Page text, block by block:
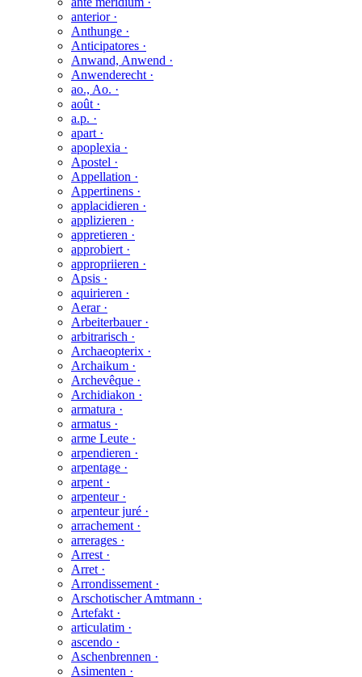
anterior ·
Anthunge ·
Anticipatores ·
Anwand, Anwend ·
Anwenderecht ·
ao., Ao. ·
août ·
a.p. ·
apart ·
apoplexia ·
Apostel ·
Appellation ·
Appertinens ·
applacidieren ·
applizieren ·
appretieren ·
approbiert ·
appropriieren ·
Apsis ·
aquirieren ·
Aerar ·
Arbeiterbauer ·
arbitrarisch ·
Archaeopterix ·
Archaikum ·
Archevêque ·
Archidiakon ·
armatura ·
armatus ·
arme Leute ·
arpendieren ·
arpentage ·
arpent ·
arpenteur ·
arpenteur juré ·
arrachement ·
arrerages ·
Arrest ·
Arret ·
Arrondissement ·
Arschotischer Amtmann ·
Artefakt ·
articulatim ·
ascendo ·
Aschenbrennen ·
Asimenten ·